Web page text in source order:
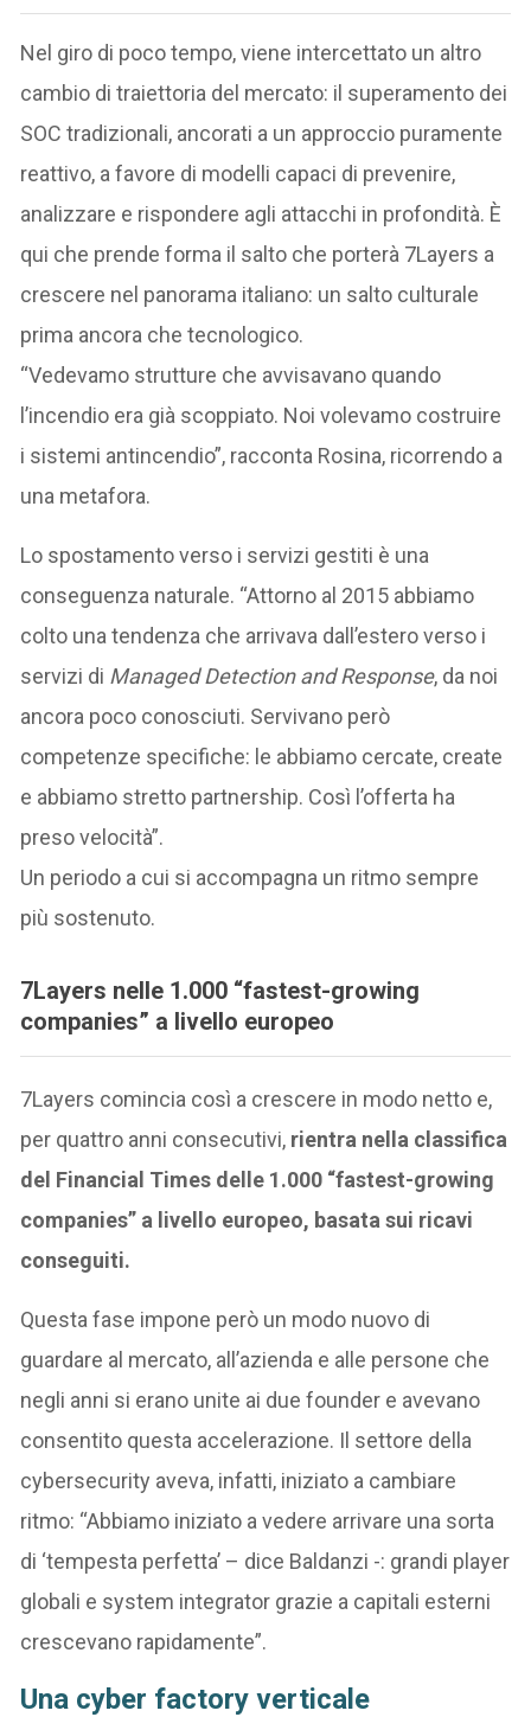
Nel giro di poco tempo, viene intercettato un altro
cambio di traiettoria del mercato: il superamento dei
SOC tradizionali, ancorati a un approccio puramente
reattivo, a favore di modelli capaci di prevenire,
analizzare e rispondere agli attacchi in profondità. È
qui che prende forma il salto che porterà 7Layers a
crescere nel panorama italiano: un salto culturale
prima ancora che tecnologico.
“Vedevamo strutture che avvisavano quando
l’incendio era già scoppiato. Noi volevamo costruire
i sistemi antincendio”, racconta Rosina, ricorrendo a
una metafora.
Lo spostamento verso i servizi gestiti è una
conseguenza naturale. “Attorno al 2015 abbiamo
colto una tendenza che arrivava dall’estero verso i
servizi di Managed Detection and Response, da noi
ancora poco conosciuti. Servivano però
competenze specifiche: le abbiamo cercate, create
e abbiamo stretto partnership. Così l’offerta ha
preso velocità”.
Un periodo a cui si accompagna un ritmo sempre
più sostenuto.
7Layers nelle 1.000 “fastest-growing
companies” a livello europeo
7Layers comincia così a crescere in modo netto e,
per quattro anni consecutivi, rientra nella classifica
del Financial Times delle 1.000 “fastest-growing
companies” a livello europeo, basata sui ricavi
conseguiti.
Questa fase impone però un modo nuovo di
guardare al mercato, all’azienda e alle persone che
negli anni si erano unite ai due founder e avevano
consentito questa accelerazione. Il settore della
cybersecurity aveva, infatti, iniziato a cambiare
ritmo: “Abbiamo iniziato a vedere arrivare una sorta
di ‘tempesta perfetta’ – dice Baldanzi -: grandi player
globali e system integrator grazie a capitali esterni
crescevano rapidamente”.
Una cyber factory verticale